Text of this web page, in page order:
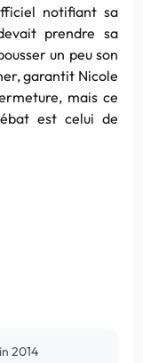
notifiant sa
prendre sa
un peu son
garantit Nicole
mais ce
est celui de
2014